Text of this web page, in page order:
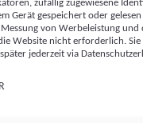
mit anderen
usw.) auf
werden, um es
App oder einer Webseite
der hier aufgeführten
zufällig zugewiesene
Gerät gespeichert oder
von Werbeleistung
Website nicht erforderlich.
jederzeit via